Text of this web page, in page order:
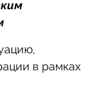
в рамках